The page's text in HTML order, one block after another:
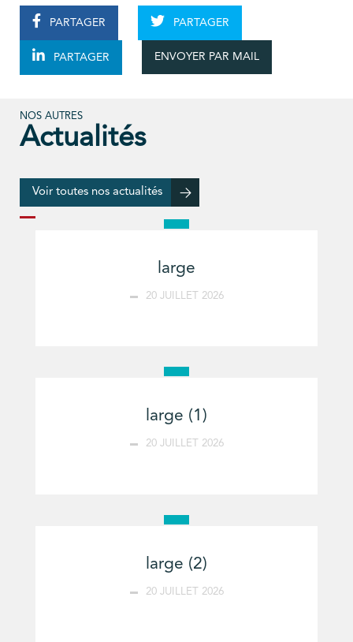
PARTAGER PARTAGER
PARTAGER ENVOYER PAR MAIL
NOS AUTRES
Actualités
Voir toutes nos actualités
large
20 JUILLET 2026
large (1)
20 JUILLET 2026
large (2)
20 JUILLET 2026